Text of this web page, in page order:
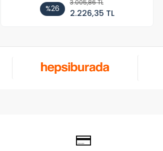
%26
3.005,86 TL
2.226,35 TL